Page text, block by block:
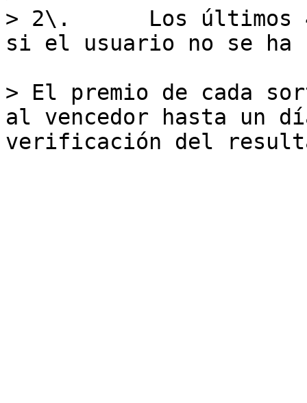
> 2\.      Los últimos
si el usuario no se
> El premio de cada
al vencedor hasta un